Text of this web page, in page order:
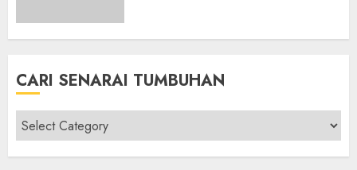
CARI SENARAI TUMBUHAN
Cari
Senarai
Tumbuhan